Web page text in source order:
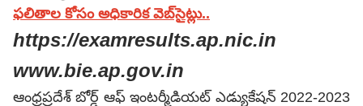
ఫలితాల కోసం అధికారిక వెబ్‌సైట్లు..
https://examresults.ap.nic.in
www.bie.ap.gov.in
ఆంధ్రప్రదేశ్ బోర్డ్ ఆఫ్ ఇంటర్మీడియట్ ఎడ్యుకేషన్ 2022-2023